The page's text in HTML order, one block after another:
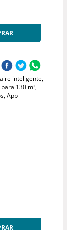
inteligente,
130 m²,
App